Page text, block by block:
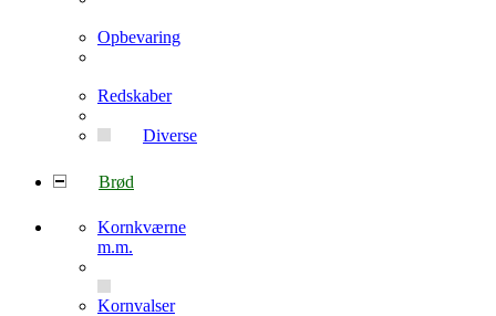
Opbevaring
Redskaber
Diverse
Brød
Kornkværne
m.m.
Kornvalser